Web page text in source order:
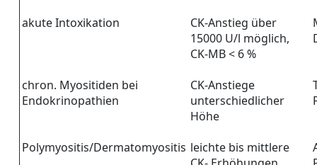
akute Intoxikation
CK-Anstieg über
15000 U/l möglich,
CK-MB < 6 %
chron. Myositiden bei
Endokrinopathien
CK-Anstiege
unterschiedlicher
Höhe
Polymyositis/Dermatomyositis leichte bis mittlere